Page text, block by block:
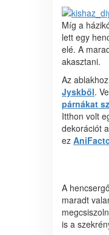
Míg a
lett egy
elé. A
akasztani.
Az
Jyskből.
párnákat
Itthon volt
dekorációt
ez
A
maradt
is a